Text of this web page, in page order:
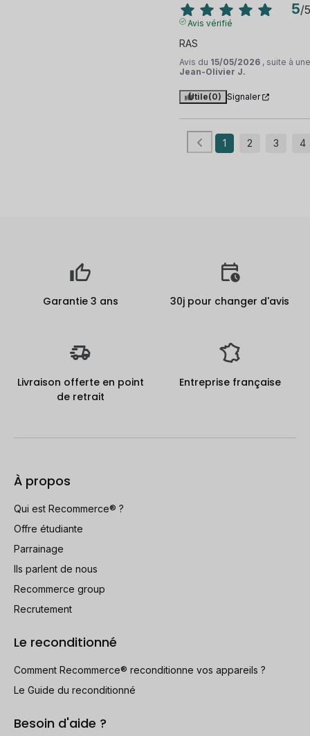
5/5
Avis vérifié
RAS
Avis du 15/05/2026 , suite à
Jean-Olivier J.
Utile(0) Signaler
1 2 3 4
Garantie 3 ans 30j pour changer d'avis
Livraison offerte en point
de retrait
Entreprise française
À propos
Qui est Recommerce® ?
Offre étudiante
Parrainage
Ils parlent de nous
Recommerce group
Recrutement
Le reconditionné
Comment Recommerce® reconditionne vos appareils ?
Le Guide du reconditionné
Besoin d'aide ?